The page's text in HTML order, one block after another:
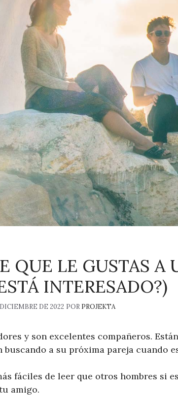
QUE LE GUSTAS A
INTERESADO?)
DE 2022 POR PROJEKTA
y son excelentes compañeros.
a su próxima pareja cuando
fáciles de leer que otros hombres si
amigo.